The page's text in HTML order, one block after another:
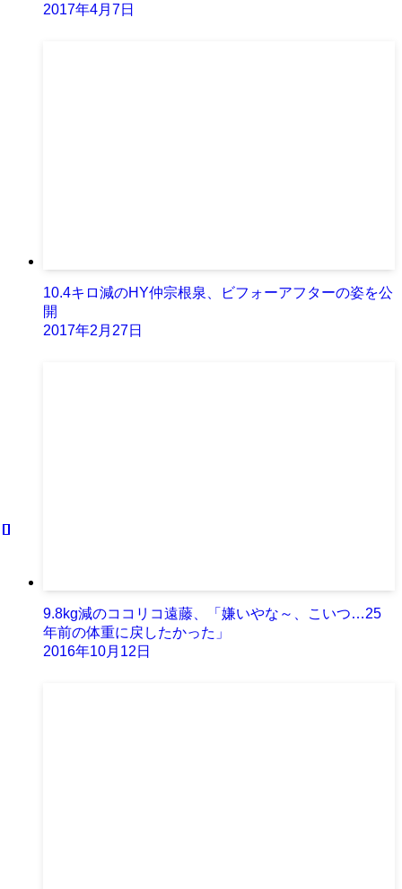
2017年4月7日
10.4キロ減のHY仲宗根泉、ビフォーアフターの姿を公
開
2017年2月27日
9.8kg減のココリコ遠藤、「嫌いやな～、こいつ…25
年前の体重に戻したかった」
2016年10月12日